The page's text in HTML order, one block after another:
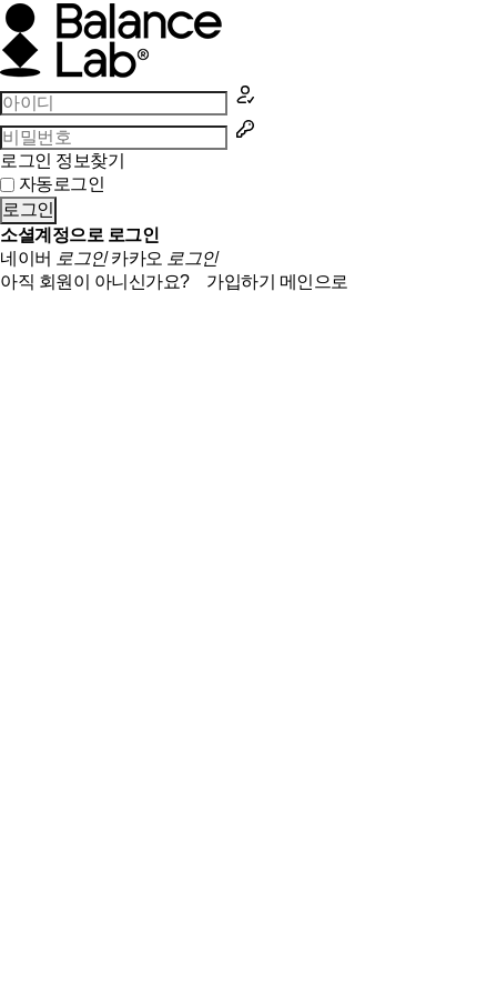
로그인 정보찾기
자동로그인
로그인
소셜계정으로 로그인
네이버 로그인 카카오 로그인
아직 회원이 아니신가요? 가입하기 메인으로